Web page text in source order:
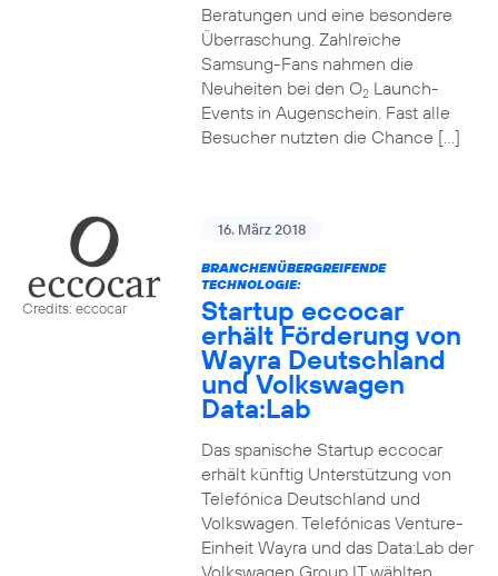
Beratungen und eine besondere
Überraschung. Zahlreiche
Samsung-Fans nahmen die
Neuheiten bei den O2Launch-
Events in Augenschein. Fast alle
Besucher nutzten die Chance […]
Credits: eccocar
16. März 2018
BRANCHENÜBERGREIFENDE
TECHNOLOGIE:
Startup eccocar
erhält Förderung von
Wayra Deutschland
und Volkswagen
Data:Lab
Das spanische Startup eccocar
erhält künftig Unterstützung von
Telefónica Deutschland und
Volkswagen. Telefónicas Venture-
Einheit Wayra und das Data:Lab der
Volkswagen Group IT wählten